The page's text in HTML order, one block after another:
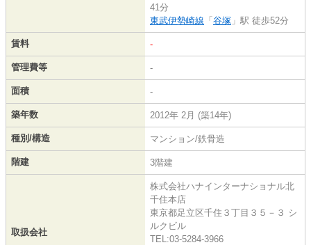
41分
東武伊勢崎線 「谷塚 」駅 徒歩52分
賃料 -
管理費等 -
面積 -
築年数 2012年 2月 (築14年)
種別/構造 マンション/鉄骨造
階建 3階建
取扱会社
株式会社ハナインターナショナル北
千住本店
東京都足立区千住３丁目３５－３ シ
ルクビル
TEL:03-5284-3966